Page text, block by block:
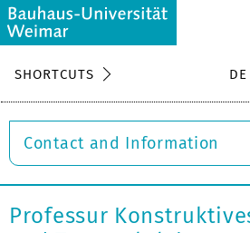
SHORTCUTS DE
Contact and Information
Professur